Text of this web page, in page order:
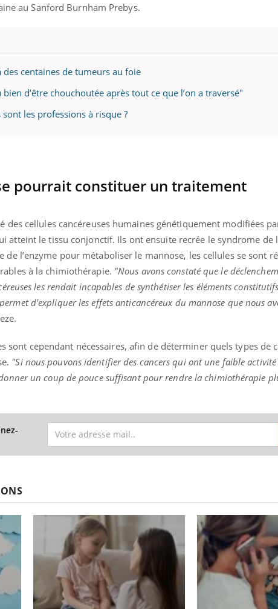
au Sanford Burnham Prebys.
centaines de tumeurs au foie
d’être chouchoutée après tout ce que l’on a traversé"
sont les professions à risque ?
pourrait constituer un traitement
des cellules cancéreuses humaines génétiquement modifiées
atteint le tissu conjonctif. Ils ont ensuite recrée le syndrome de
de l’enzyme pour métaboliser le mannose, les cellules se sont
à la chimiothérapie. "Nous avons constaté que le
les rendait incapables de synthétiser les éléments
d'expliquer les effets anticancéreux du mannose que nous
sont cependant nécessaires, afin de déterminer quels types de
"Si nous pouvons identifier des cancers qui ont une faible
un coup de pouce suffisant pour rendre la chimiothérapie
Youtube
Quand l’entreprise mise sur le bien
Docteur reçoivent Régis Blugeon, DRH et